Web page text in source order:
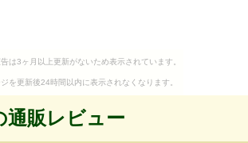
は3ヶ月以上更新がないため表示されています。
を更新後24時間以内に表示されなくなります。
通販レビュー